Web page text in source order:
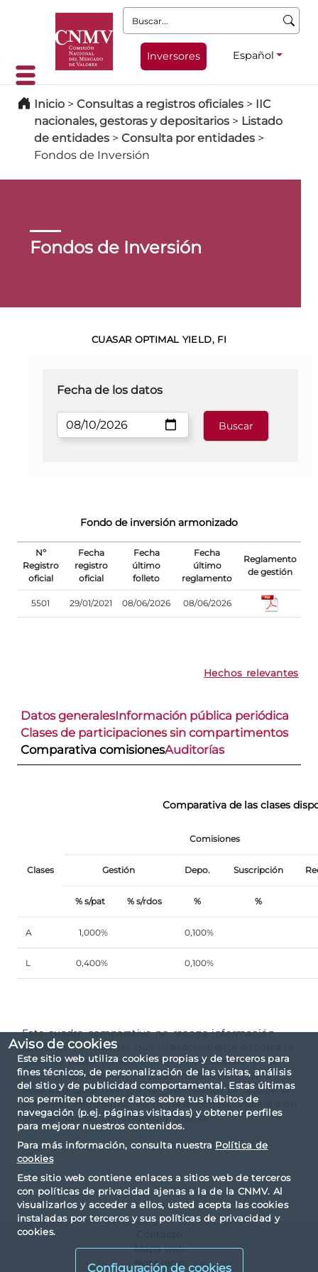
Aviso de cookies
Este sitio web utiliza cookies propias y de terceros para
fines técnicos, de personalización de las visitas, análisis
del sitio y de publicidad comportamental. Estas últimas
nos permiten obtener datos sobre tus hábitos de
navegación (p.ej. páginas visitadas) y obtener perfiles
para mejorar nuestros contenidos.
Para más información, consulta nuestra Política de
cookies
Este sitio web contiene enlaces a sitios web de terceros
con políticas de privacidad ajenas a la de la CNMV. Al
visualizarlos y acceder a ellos, usted acepta las cookies
instaladas por terceros y sus políticas de privacidad y
cookies.
Configuración de cookies
Buscar:
Inversores Español
Inicio > Consultas a registros oficiales > IIC
nacionales, gestoras y depositarios > Listado
de entidades > Consulta por entidades >
Fondos de Inversión
Fondos de Inversión
CUASAR OPTIMAL YIELD, FI
Fecha de los datos
Fondo de inversión armonizado
Nº
Registro
oficial
Fecha
registro
oficial
Fecha
último
folleto
Fecha
último
reglamento
Reglamento
de gestión
5501 29/01/2021 08/06/2026 08/06/2026
Hechos relevantes
Datos generalesInformación pública periódica
Clases de participaciones sin compartimentos
Comparativa comisionesAuditorías
Comparativa de las clases
Comisiones
Clases Gestión Depo. Suscripción
% s/pat % s/rdos % %
A 1,000% 0,100%
L 0,400% 0,100%
Este cuadro comparativo no recoge información
sobre las comisiones que indirectamente soporta la
clase de participación como consecuencia, en su
caso, de la inversión en otras Instituciones de
Inversión Colectiva. Dicha información se recoge en
el folleto informativo de la clase correspondiente en
el apartado de comisiones y gastos
Mapa web
Nota legal